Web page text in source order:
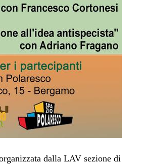
dalla LAV sezione di